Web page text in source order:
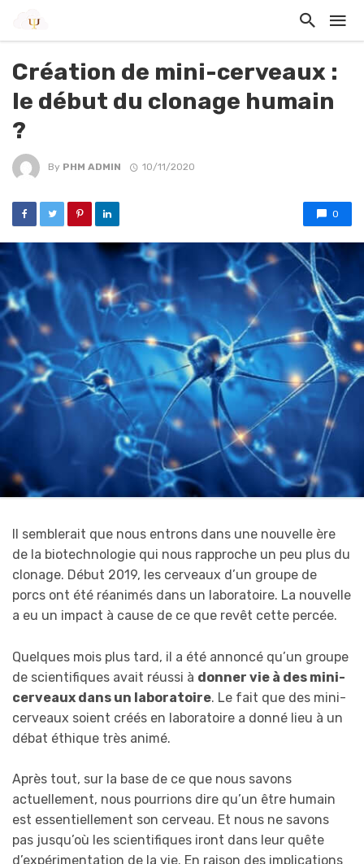
Création de mini-cerveaux :
le début du clonage humain
?
By PHM ADMIN 10/11/2020
0
Il semblerait que nous entrons dans une nouvelle ère
de la biotechnologie qui nous rapproche un peu plus du
clonage. Début 2019, les cerveaux d’un groupe de
porcs ont été réanimés dans un laboratoire. La nouvelle
a eu un impact à cause de ce que revêt cette percée.
Quelques mois plus tard, il a été annoncé qu’un groupe
de scientifiques avait réussi à donner vie à des mini-
cerveaux dans un laboratoire. Le fait que des mini-
cerveaux soient créés en laboratoire a donné lieu à un
débat éthique très animé.
Après tout, sur la base de ce que nous savons
actuellement, nous pourrions dire qu’un être humain
est essentiellement son cerveau. Et nous ne savons
pas jusqu’où les scientifiques iront dans leur quête
d’expérimentation de la vie. En raison des implications